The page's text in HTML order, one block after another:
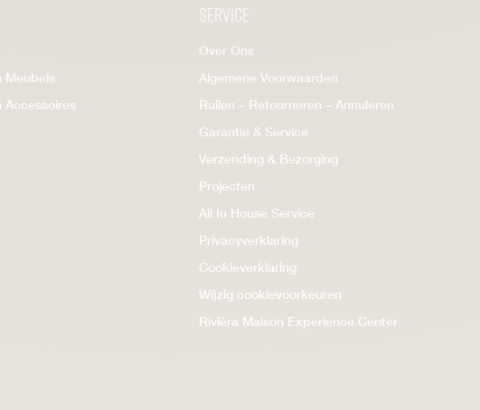
Meubels
Accessoires
Service
Over Ons
Algemene Voorwaarden
Ruilen – Retourneren – Annuleren
Garantie & Service
Verzending & Bezorging
Projecten
All In House Service
Privacyverklaring
Cookieverklaring
Wijzig cookievoorkeuren
Rivièra Maison Experience Center